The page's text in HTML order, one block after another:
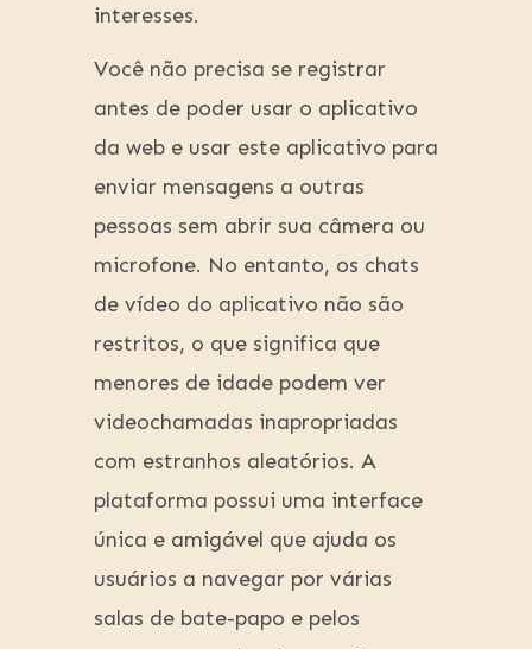
interesses.
Você não precisa se registrar
antes de poder usar o aplicativo
da web e usar este aplicativo para
enviar mensagens a outras
pessoas sem abrir sua câmera ou
microfone. No entanto, os chats
de vídeo do aplicativo não são
restritos, o que significa que
menores de idade podem ver
videochamadas inapropriadas
com estranhos aleatórios. A
plataforma possui uma interface
única e amigável que ajuda os
usuários a navegar por várias
salas de bate-papo e pelos